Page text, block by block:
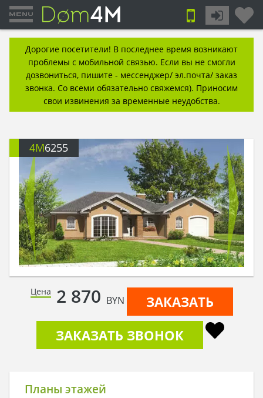
Дорогие посетители! В последнее время возникают
проблемы с мобильной связью. Если вы не смогли
дозвониться, пишите - мессенджер/ эл.почта/ заказ
звонка. Со всеми обязательно свяжемся). Приносим
свои извинения за временные неудобства.
4M6255
Цена 2 870 BYN
ЗАКАЗАТЬ
ЗАКАЗАТЬ ЗВОНОК
Планы этажей